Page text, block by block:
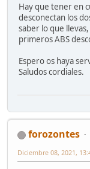
Hay que tener en
desconectan los
saber lo que
primeros ABS
Espero os haya
Saludos cordiales.
forozontes
Diciembre 08, 2021,